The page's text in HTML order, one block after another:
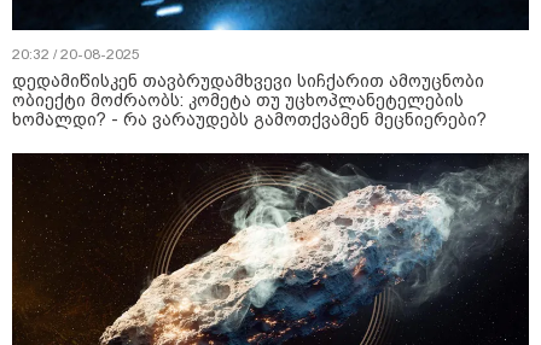
20:32 / 20-08-2025
დედამიწისკენ თავბრუდამხვევი სიჩქარით ამოუცნობი
ობიექტი მოძრაობს: კომეტა თუ უცხოპლანეტელების
ხომალდი? - რა ვარაუდებს გამოთქვამენ მეცნიერები?